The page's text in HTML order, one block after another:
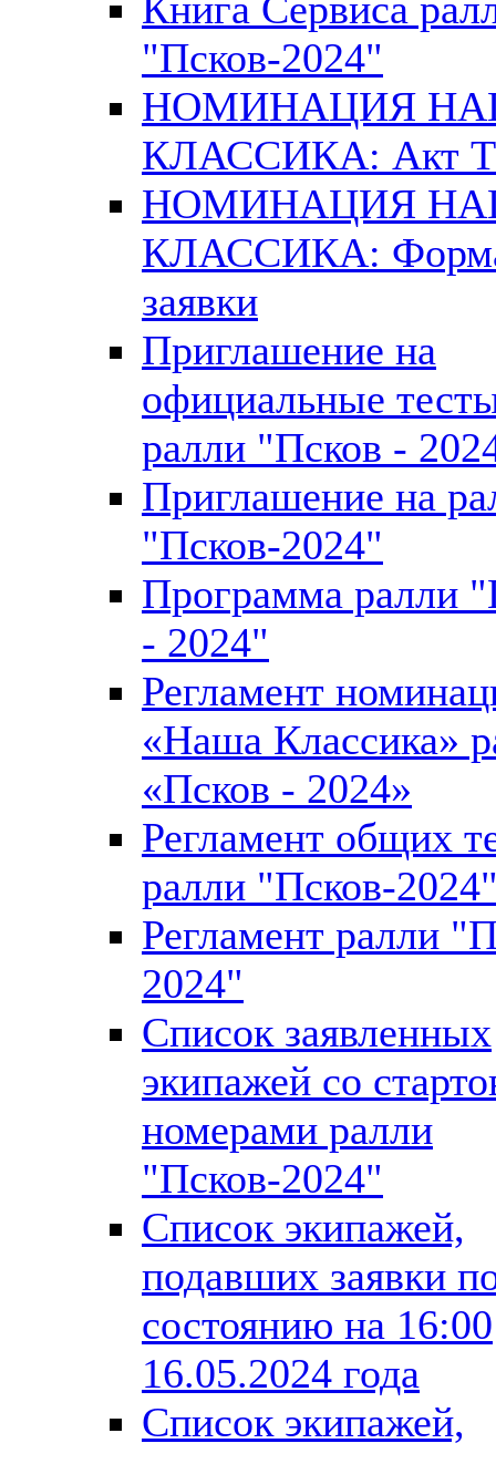
"Псков-2024"
НОМИНАЦИЯ
КЛАССИКА: Акт
НОМИНАЦИЯ
КЛАССИКА:
заявки
Приглашение на
официальные
ралли "Псков -
Приглашение на
"Псков-2024"
Программа ралли
- 2024"
Регламент
«Наша Классика»
«Псков - 2024»
Регламент общих
ралли "Псков-
Регламент ралли
2024"
Список заявленных
экипажей со
номерами ралли
"Псков-2024"
Список экипажей,
подавших заявки
состоянию на 16:00
16.05.2024 года
Список экипажей,